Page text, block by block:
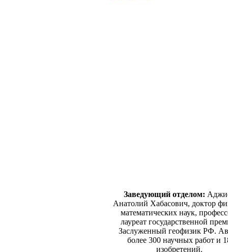
Заведующий отделом:
Анатолий Хабасович, доктор
математических наук,
лауреат государственной
Заслуженный геофизик РФ.
более 300 научных работ и
изобретений.